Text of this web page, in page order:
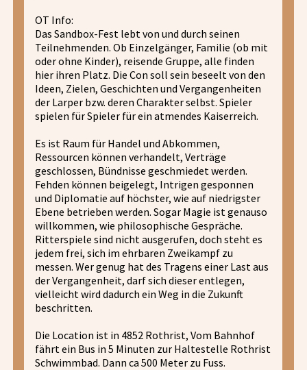
OT Info:
Das Sandbox-Fest lebt von und durch seinen
Teilnehmenden. Ob Einzelgänger, Familie (ob mit
oder ohne Kinder), reisende Gruppe, alle finden
hier ihren Platz. Die Con soll sein beseelt von den
Ideen, Zielen, Geschichten und Vergangenheiten
der Larper bzw. deren Charakter selbst. Spieler
spielen für Spieler für ein atmendes Kaiserreich.
Es ist Raum für Handel und Abkommen,
Ressourcen können verhandelt, Verträge
geschlossen, Bündnisse geschmiedet werden.
Fehden können beigelegt, Intrigen gesponnen
und Diplomatie auf höchster, wie auf niedrigster
Ebene betrieben werden. Sogar Magie ist genauso
willkommen, wie philosophische Gespräche.
Ritterspiele sind nicht ausgerufen, doch steht es
jedem frei, sich im ehrbaren Zweikampf zu
messen. Wer genug hat des Tragens einer Last aus
der Vergangenheit, darf sich dieser entlegen,
vielleicht wird dadurch ein Weg in die Zukunft
beschritten.
Die Location ist in 4852 Rothrist, Vom Bahnhof
fährt ein Bus in 5 Minuten zur Haltestelle Rothrist
Schwimmbad. Dann ca 500 Meter zu Fuss.